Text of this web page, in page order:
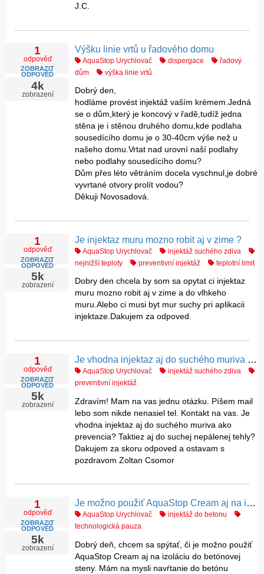
J.C.
1
odpověď
ZOBRAZIT
ODPOVĚĎ
4k
zobrazení
Výšku linie vrtů u řadového domu
AquaStop Urychlovač dispergace
řadový
dům
výška linie vrtů
Dobrý den,
hodláme provést injektáž vaším krémem.Jedná
se o dům,který je koncový v řadě,tudíž jedna
stěna je i stěnou druhého domu,kde podlaha
sousedícího domu je o 30-40cm výše než u
našeho domu.Vrtat nad urovní naší podlahy
nebo podlahy sousedícího domu?
Dům přes léto větráním docela vyschnul,je dobré
vyvrtané otvory prolít vodou?
Děkuji Novosadová.
1
odpověď
ZOBRAZIT
ODPOVĚĎ
5k
zobrazení
Je injektaz muru mozno robit aj v zime ?
AquaStop Urychlovač
injektáž suchého zdiva
nejnižší teploty
preventivní injektáž teplotní limit
Dobry den chcela by som sa opytat ci injektaz
muru mozno robit aj v zime a do vlhkeho
muru.Alebo ci musi byt mur suchy pri aplikacii
injektaze.Dakujem za odpoved.
1
odpověď
ZOBRAZIT
ODPOVĚĎ
5k
zobrazení
Je vhodna injektaz aj do suchého muriva ako prevencia?
AquaStop Urychlovač
injektáž suchého zdiva
preventivní injektáž
Zdravím! Mam na vas jednu otázku. Píšem mail
lebo som nikde nenasiel tel. Kontakt na vas. Je
vhodna injektaz aj do suchého muriva ako
prevencia? Taktiez aj do suchej nepálenej tehly?
Dakujem za skoru odpoved a ostavam s
pozdravom Zoltan Csomor
1
odpověď
ZOBRAZIT
ODPOVĚĎ
5k
zobrazení
Je možno použiť AquaStop Cream aj na izoláciu do betónovej steny ?
AquaStop Urychlovač
injektáž do betonu
technologická pauza
Dobrý deň, chcem sa spýtať, či je možno použiť
AquaStop Cream aj na izoláciu do betónovej
steny. Mám na mysli navŕtanie do betónu